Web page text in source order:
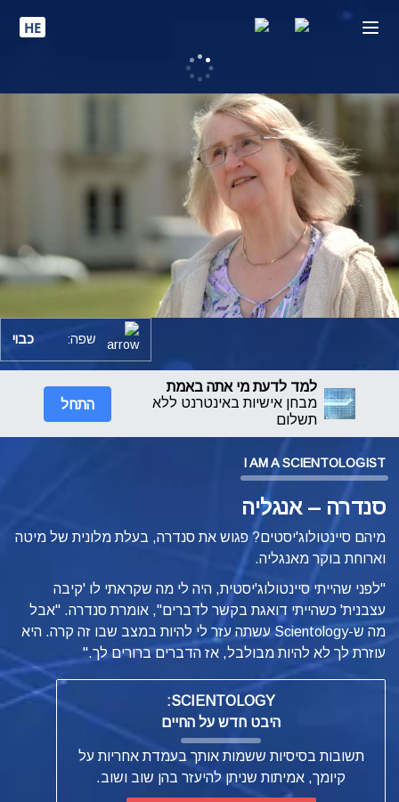
HE
שפה: כבוי
למד לדעת מי אתה באמת
מבחן אישיות באינטרנט ללא
תשלום
התחל
I AM A SCIENTOLOGIST
סנדרה – אנגליה
מיהם סיינטולוג'יסטים? פגוש את סנדרה, בעלת מלונית של מיטה
וארוחת בוקר מאנגליה.
"לפני שהייתי סיינטולוג'יסטית, היה לי מה שקראתי לו 'קיבה
עצבנית' כשהייתי דואגת בקשר לדברים", אומרת סנדרה. "אבל
מה ש-Scientology עשתה עזר לי להיות במצב שבו זה קרה. היא
עוזרת לך לא להיות מבולבל, אז הדברים ברורים לך."
SCIENTOLOGY:
היבט חדש על החיים
תשובות בסיסיות ששמות אותך בעמדת אחריות על
קיומך, אמיתות שניתן להיעזר בהן שוב ושוב.